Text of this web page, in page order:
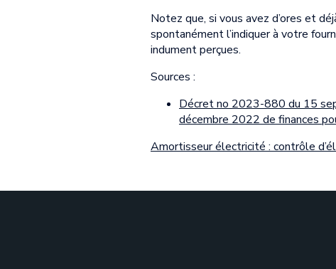
Notez que, si vous avez d’ores et
spontanément l’indiquer à votre
indument perçues.
Sources :
Décret no 2023-880 du 15
décembre 2022 de finances
Amortisseur électricité : contrôle